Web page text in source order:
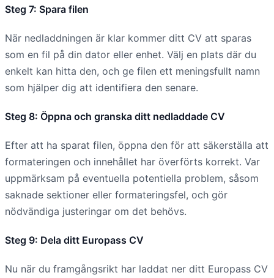
Steg 7: Spara filen
När nedladdningen är klar kommer ditt CV att sparas
som en fil på din dator eller enhet. Välj en plats där du
enkelt kan hitta den, och ge filen ett meningsfullt namn
som hjälper dig att identifiera den senare.
Steg 8: Öppna och granska ditt nedladdade CV
Efter att ha sparat filen, öppna den för att säkerställa att
formateringen och innehållet har överförts korrekt. Var
uppmärksam på eventuella potentiella problem, såsom
saknade sektioner eller formateringsfel, och gör
nödvändiga justeringar om det behövs.
Steg 9: Dela ditt Europass CV
Nu när du framgångsrikt har laddat ner ditt Europass CV